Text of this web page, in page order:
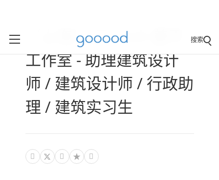
搜索
（上海）APJ Arch 姜平
工作室 - 助理建筑设计
师 / 建筑设计师 / 行政助
理 / 建筑实习生
  